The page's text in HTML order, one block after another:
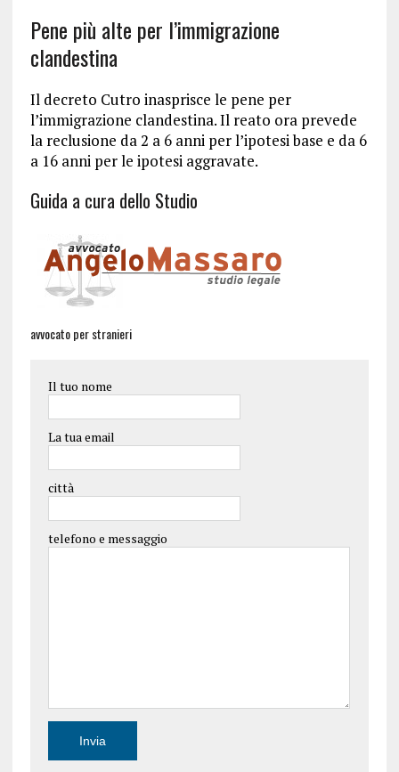
Pene più alte per l’immigrazione
clandestina
Il decreto Cutro inasprisce le pene per
l’immigrazione clandestina. Il reato ora prevede
la reclusione da 2 a 6 anni per l’ipotesi base e da 6
a 16 anni per le ipotesi aggravate.
Guida a cura dello Studio
avvocato per stranieri
Il tuo nome
La tua email
città
telefono e messaggio